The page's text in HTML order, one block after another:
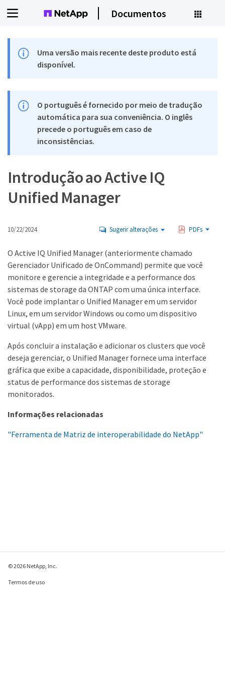
Documentos
Uma versão mais recente deste produto está
disponível.
O português é fornecido por meio de tradução
automática para sua conveniência. O inglês
precede o português em caso de
inconsistências.
Introdução ao Active IQ
Unified Manager
10/22/2024 Sugerir alterações PDFs
O Active IQ Unified Manager (anteriormente chamado
Gerenciador Unificado de OnCommand) permite que você
monitore e gerencie a integridade e a performance dos
sistemas de storage da ONTAP com uma única interface.
Você pode implantar o Unified Manager em um servidor
Linux, em um servidor Windows ou como um dispositivo
virtual (vApp) em um host VMware.
Após concluir a instalação e adicionar os clusters que você
deseja gerenciar, o Unified Manager fornece uma interface
gráfica que exibe a capacidade, disponibilidade, proteção e
status de performance dos sistemas de storage
monitorados.
Informações relacionadas
"Ferramenta de Matriz de interoperabilidade do NetApp"
© 2026 NetApp, Inc.
Termos de uso